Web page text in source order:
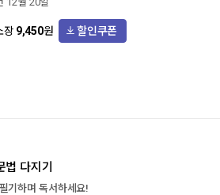
장 9,450원 할인쿠폰
법 다지기
기하며 독서하세요!